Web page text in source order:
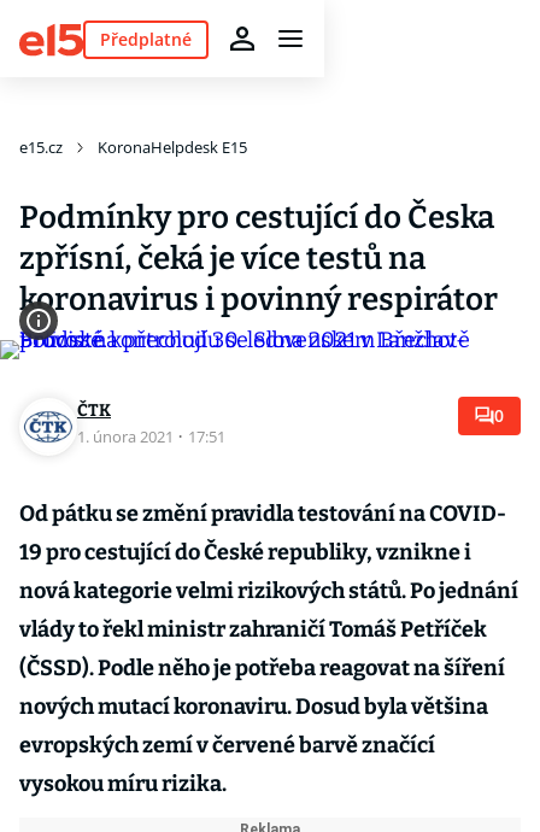
Předplatné
e15.cz KoronaHelpdesk E15
Podmínky pro cestující do Česka
zpřísní, čeká je více testů na
koronavirus i povinný respirátor
ČTK
1. února 2021 · 17:51
0
Od pátku se změní pravidla testování na COVID-
19 pro cestující do České republiky, vznikne i
nová kategorie velmi rizikových států. Po jednání
vlády to řekl ministr zahraničí Tomáš Petříček
(ČSSD). Podle něho je potřeba reagovat na šíření
nových mutací koronaviru. Dosud byla většina
evropských zemí v červené barvě značící
vysokou míru rizika.